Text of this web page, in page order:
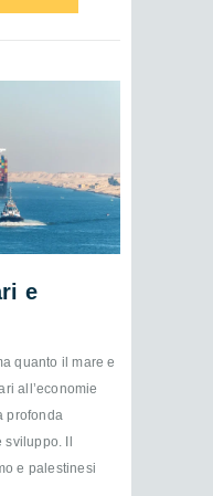
e
quanto il mare e
all’economie
profonda
Il
e palestinesi